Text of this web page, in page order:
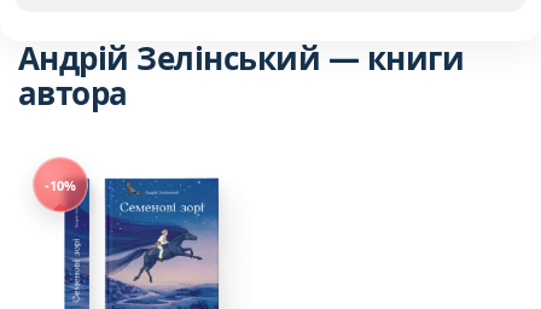
Андрій Зелінський — книги
автора
-10%